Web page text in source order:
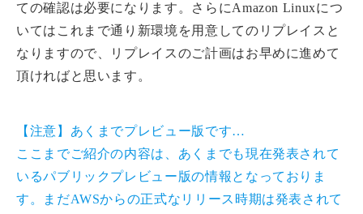
ての確認は必要になります。さらにAmazon Linuxにつ
いてはこれまで通り新環境を用意してのリプレイスと
なりますので、リプレイスのご計画はお早めに進めて
頂ければと思います。
【注意】あくまでプレビュー版です…
ここまでご紹介の内容は、あくまでも現在発表されて
いるパブリックプレビュー版の情報となっておりま
す。まだAWSからの正式なリリース時期は発表されて